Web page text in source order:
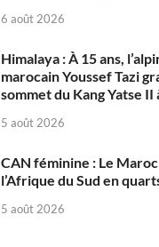
6 août 2026
Himalaya : À 15 ans,
marocain Youssef Tazi
sommet du Kang Yatse II
5 août 2026
CAN féminine : Le
l’Afrique du Sud en
5 août 2026